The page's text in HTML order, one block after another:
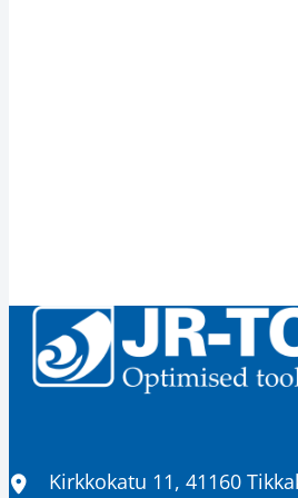
Sijainti
Kirkkokatu 11, 41160